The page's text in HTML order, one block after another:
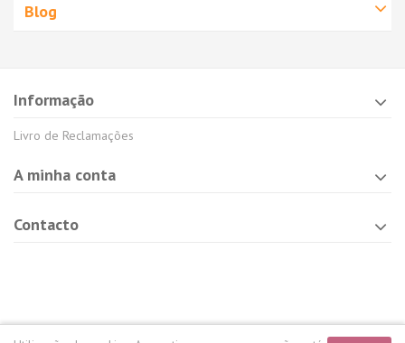
Blog
Informação
Livro de Reclamações
A minha conta
Contacto